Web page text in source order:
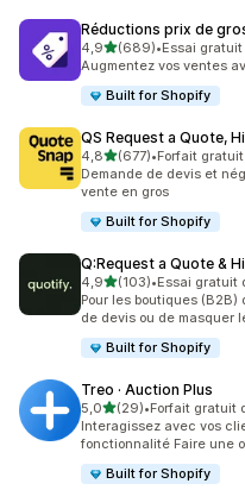
Réductions prix de
4,9étoile(s) sur 5
(689)
689 avis au total
•Essai
Augmentez vos ventes
Built for Shopify
QS Request a Quote,
4,8étoile(s) sur 5
(677)
677 avis au total
•Forfait
Demande de devis et
vente en gros
Built for Shopify
Q:Request a Quote &
4,9étoile(s) sur 5
(103)
103 avis au total
•Essai gratuit
Pour les boutiques (B2B)
de devis ou de masquer
Built for Shopify
Treo · Auction Plus
5,0étoile(s) sur 5
(29)
29 avis au total
•Forfait gratuit
Interagissez avec vos
fonctionnalité Faire une
Built for Shopify